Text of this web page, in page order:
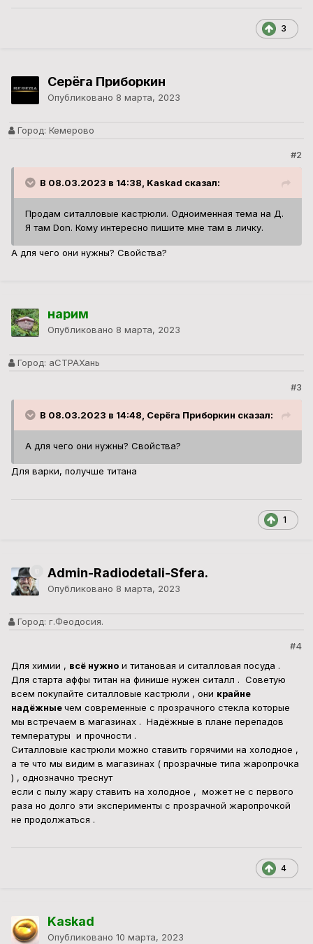
3
Серёга Приборкин
Опубликовано 8 марта, 2023
Город: Кемерово
#2
В 08.03.2023 в 14:38, Kaskad сказал:
Продам ситалловые кастрюли. Одноименная тема на Д.
Я там Don. Кому интересно пишите мне там в личку.
А для чего они нужны? Свойства?
нарим
Опубликовано 8 марта, 2023
Город: аСТРАХань
#3
В 08.03.2023 в 14:48, Серёга Приборкин сказал:
А для чего они нужны? Свойства?
Для варки, получше титана
1
Admin-Radiodetali-Sfera.
Опубликовано 8 марта, 2023
Город: г.Феодосия.
#4
Для химии , всё нужно и титановая и ситалловая посуда .
Для старта аффы титан на финише нужен ситалл . Советую
всем покупайте ситалловые кастрюли , они крайне
надёжныечем современные с прозрачного стекла которые
мы встречаем в магазинах . Надёжные в плане перепадов
температуры и прочности .
Ситалловые кастрюли можно ставить горячими на холодное ,
а те что мы видим в магазинах ( прозрачные типа жаропрочка
) , однозначно треснут
если с пылу жару ставить на холодное , может не с первого
раза но долго эти эксперименты с прозрачной жаропрочкой
не продолжаться .
4
Kaskad
Опубликовано 10 марта, 2023